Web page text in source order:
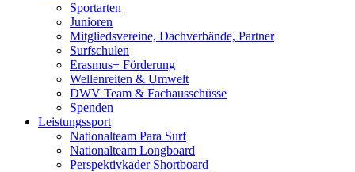
Sportarten
Junioren
Mitgliedsvereine, Dachverbände, Partner
Surfschulen
Erasmus+ Förderung
Wellenreiten & Umwelt
DWV Team & Fachausschüsse
Spenden
Leistungssport
Nationalteam Para Surf
Nationalteam Longboard
Perspektivkader Shortboard